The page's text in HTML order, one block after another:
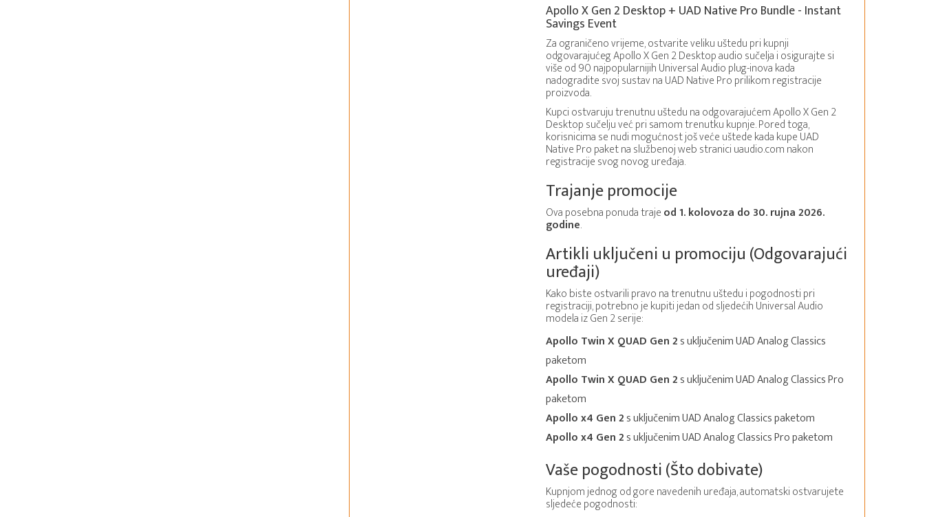
Apollo X Gen 2 Desktop + UAD Native Pro Bundle - Instant
Savings Event
Za ograničeno vrijeme, ostvarite veliku uštedu pri kupnji
odgovarajućeg Apollo X Gen 2 Desktop audio sučelja i osigurajte si
više od 90 najpopularnijih Universal Audio plug-inova kada
nadogradite svoj sustav na UAD Native Pro prilikom registracije
proizvoda.
Kupci ostvaruju trenutnu uštedu na odgovarajućem Apollo X Gen 2
Desktop sučelju već pri samom trenutku kupnje. Pored toga,
korisnicima se nudi mogućnost još veće uštede kada kupe UAD
Native Pro paket na službenoj web stranici uaudio.com nakon
registracije svog novog uređaja.
Trajanje promocije
Ova posebna ponuda trajeod 1. kolovoza do 30. rujna 2026.
godine.
Artikli uključeni u promociju (Odgovarajući
uređaji)
Kako biste ostvarili pravo na trenutnu uštedu i pogodnosti pri
registraciji, potrebno je kupiti jedan od sljedećih Universal Audio
modela iz Gen 2 serije:
Apollo Twin X QUAD Gen 2s uključenim UAD Analog Classics
paketom
Apollo Twin X QUAD Gen 2s uključenim UAD Analog Classics Pro
paketom
Apollo x4 Gen 2s uključenim UAD Analog Classics paketom
Apollo x4 Gen 2s uključenim UAD Analog Classics Pro paketom
Vaše pogodnosti (Što dobivate)
Kupnjom jednog od gore navedenih uređaja, automatski ostvarujete
sljedeće pogodnosti: